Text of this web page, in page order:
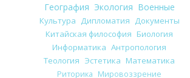
География Экология Военные
Культура Дипломатия Документы
Китайская философия Биология
Информатика Антропология
Теология Эстетика Математика
Риторика Мировоззрение